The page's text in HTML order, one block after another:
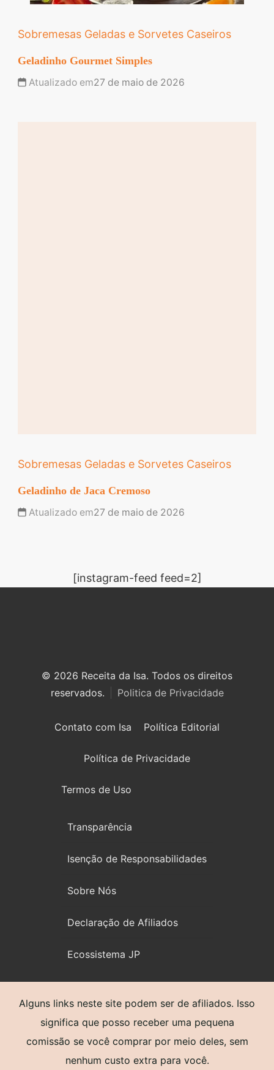
Sobremesas Geladas e Sorvetes Caseiros
Geladinho Gourmet Simples
Atualizado em27 de maio de 2026
Sobremesas Geladas e Sorvetes Caseiros
Geladinho de Jaca Cremoso
Atualizado em27 de maio de 2026
[instagram-feed feed=2]
© 2026 Receita da Isa. Todos os direitos
reservados.
Politica de Privacidade
Contato com Isa Política Editorial
Política de Privacidade
Termos de Uso
Transparência
Isenção de Responsabilidades
Sobre Nós
Declaração de Afiliados
Ecossistema JP
Alguns links neste site podem ser de afiliados. Isso
significa que posso receber uma pequena
comissão se você comprar por meio deles, sem
nenhum custo extra para você.